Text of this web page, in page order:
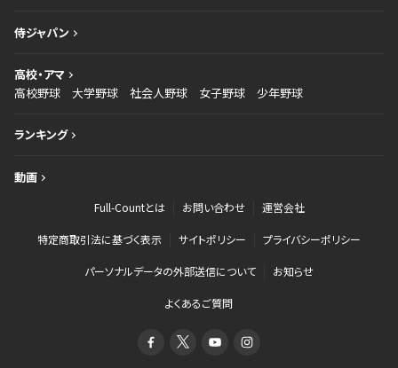
侍ジャパン
高校・アマ
高校野球
大学野球 社会人野球 女子野球 少年野球
ランキング
動画
Full-Countとは お問い合わせ 運営会社
特定商取引法に基づく表示 サイトポリシー プライバシーポリシー
パーソナルデータの外部送信について お知らせ
よくあるご質問